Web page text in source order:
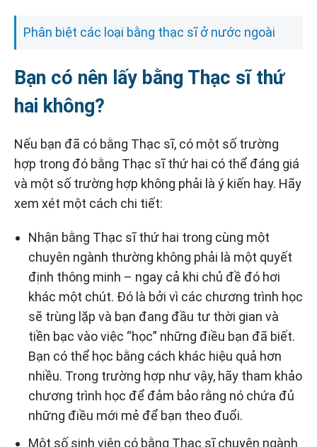
Phân biệt các loại bằng thạc sĩ ở nước ngoài
Bạn có nên lấy bằng Thạc sĩ thứ
hai không?
Nếu bạn đã có bằng Thạc sĩ, có một số trường
hợp trong đó bằng Thạc sĩ thứ hai có thể đáng giá
và một số trường hợp không phải là ý kiến hay. Hãy
xem xét một cách chi tiết:
Nhận bằng Thạc sĩ thứ hai trong cùng một
chuyên ngành thường không phải là một quyết
định thông minh – ngay cả khi chủ đề đó hơi
khác một chút. Đó là bởi vì các chương trình học
sẽ trùng lặp và bạn đang đầu tư thời gian và
tiền bạc vào việc “học” những điều bạn đã biết.
Bạn có thể học bằng cách khác hiệu quả hơn
nhiều. Trong trường hợp như vậy, hãy tham khảo
chương trình học để đảm bảo rằng nó chứa đủ
những điều mới mẻ để bạn theo đuổi.
Một số sinh viên có bằng Thạc sĩ chuyên ngành